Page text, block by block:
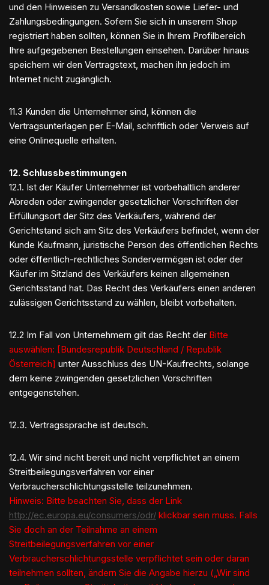
und den Hinweisen zu Versandkosten sowie Liefer- und
Zahlungsbedingungen. Sofern Sie sich in unserem Shop
registriert haben sollten, können Sie in Ihrem Profilbereich
Ihre aufgegebenen Bestellungen einsehen. Darüber hinaus
speichern wir den Vertragstext, machen ihn jedoch im
Internet nicht zugänglich.
11.3 Kunden die Unternehmer sind, können die
Vertragsunterlagen per E-Mail, schriftlich oder Verweis auf
eine Onlinequelle erhalten.
12. Schlussbestimmungen
12.1. Ist der Käufer Unternehmer ist vorbehaltlich anderer
Abreden oder zwingender gesetzlicher Vorschriften der
Erfüllungsort der Sitz des Verkäufers, während der
Gerichtstand sich am Sitz des Verkäufers befindet, wenn der
Kunde Kaufmann, juristische Person des öffentlichen Rechts
oder öffentlich-rechtliches Sondervermögen ist oder der
Käufer im Sitzland des Verkäufers keinen allgemeinen
Gerichtsstand hat. Das Recht des Verkäufers einen anderen
zulässigen Gerichtsstand zu wählen, bleibt vorbehalten.
12.2 Im Fall von Unternehmern gilt das Recht der Bitte
auswählen: [Bundesrepublik Deutschland / Republik
Österreich] unter Ausschluss des UN-Kaufrechts, solange
dem keine zwingenden gesetzlichen Vorschriften
entgegenstehen.
12.3. Vertragssprache ist deutsch.
12.4. Wir sind nicht bereit und nicht verpflichtet an einem
Streitbeilegungsverfahren vor einer
Verbraucherschlichtungsstelle teilzunehmen.
Hinweis: Bitte beachten Sie, dass der Link
http://ec.europa.eu/consumers/odr/ klickbar sein muss. Falls
Sie doch an der Teilnahme an einem
Streitbeilegungsverfahren vor einer
Verbraucherschlichtungsstelle verpflichtet sein oder daran
teilnehmen sollten, ändern Sie die Angabe hierzu („Wir sind